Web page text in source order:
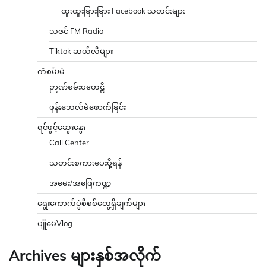
ထူးထူးခြားခြား Facebook သတင်းများ
သဇင် FM Radio
Tiktok ဆယ်လီများ
ကံစမ်းမဲ
ဉာဏ်စမ်းပဟေဠိ
ဖုန်းဘေလ်မဲဖောက်ခြင်း
ရင်ဖွင့်ဆွေးနွေး
Call Center
သတင်းစကားပေးပို့ရန်
အမေး/အဖြေကဏ္ဍ
ရွေးကောက်ပွဲစိစစ်တွေ့ရှိချက်များ
ပျိုမေVlog
Archives များနှစ်အလိုက်